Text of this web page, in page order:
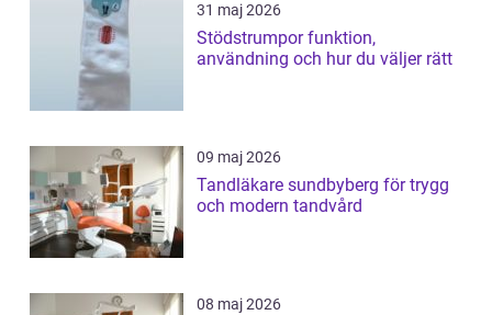
31 maj 2026
Stödstrumpor funktion,
användning och hur du väljer rätt
09 maj 2026
Tandläkare sundbyberg för trygg
och modern tandvård
08 maj 2026